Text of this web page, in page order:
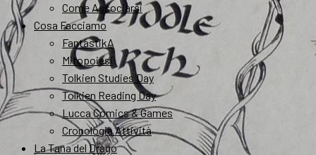
Come Associarsi
Cosa Facciamo
FantastikA
Mitopoiesi
Tolkien Studies Day
Tolkien Reading Day
Lucca Comics & Games
Cronologia Attività
La Tana del Drago